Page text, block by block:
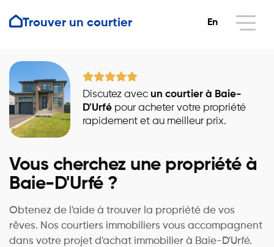
Trouver un courtier En
Discutez avec un courtier à Baie-
D'Urfé pour acheter votre propriété
rapidement et au meilleur prix.
Vous cherchez une propriété à
Baie-D'Urfé ?
Obtenez de l'aide à trouver la propriété de vos
rêves. Nos courtiers immobiliers vous accompagnent
dans votre projet d'achat immobilier à Baie-D'Urfé.